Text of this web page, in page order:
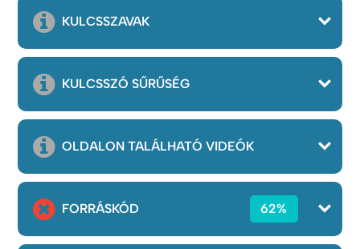
KULCSSZAVAK
KULCSSZÓ SŰRŰSÉG
OLDALON TALÁLHATÓ VIDEÓK
FORRÁSKÓD 62%